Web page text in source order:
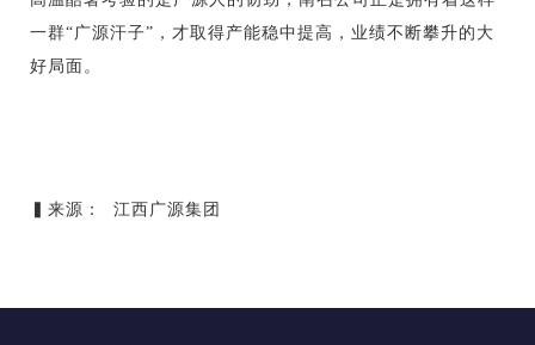
一群“广源汗子”，才取得产能稳中提高，业绩不断攀升的大
好局面。
▍来源： 江西广源集团